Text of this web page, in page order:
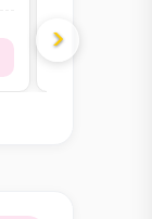
Giá từ:
›